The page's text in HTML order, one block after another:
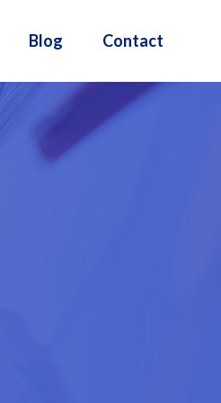
Blog Contact